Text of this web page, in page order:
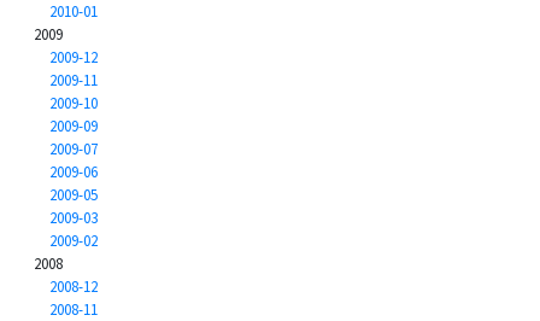
2010-01
2009
2009-12
2009-11
2009-10
2009-09
2009-07
2009-06
2009-05
2009-03
2009-02
2008
2008-12
2008-11